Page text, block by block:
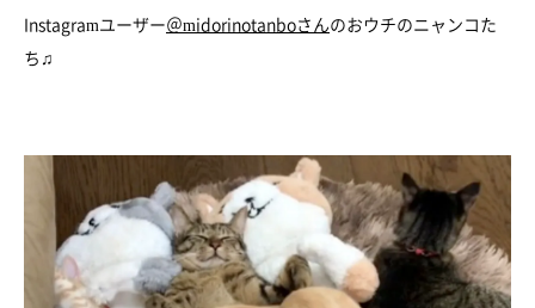
Instagramユーザー＠midorinotanboさんのおウチのニャンコた
ち♫